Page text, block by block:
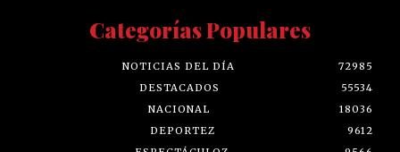
Categorías Populares
NOTICIAS DEL DÍA
72985
DESTACADOS
55534
NACIONAL
18036
DEPORTEZ
9612